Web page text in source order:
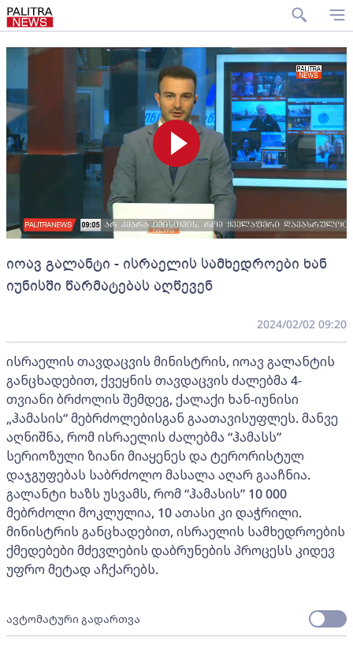
იოავ გალანტი - ისრაელის სამხედროები ხან
იუნისში წარმატებას აღწევენ
2024/02/02 09:20
ისრაელის თავდაცვის მინისტრის, იოავ გალანტის
განცხადებით, ქვეყნის თავდაცვის ძალებმა 4-
თვიანი ბრძოლის შემდეგ, ქალაქი ხან-იუნისი
„ჰამასის“ მებრძოლებისგან გაათავისუფლეს. მანვე
აღნიშნა, რომ ისრაელის ძალებმა “ჰამასს”
სერიოზული ზიანი მიაყენეს და ტერორისტულ
დაჯგუფებას საბრძოლო მასალა აღარ გააჩნია.
გალანტი ხაზს უსვამს, რომ “ჰამასის” 10 000
მებრძოლი მოკლულია, 10 ათასი კი დაჭრილი.
მინისტრის განცხადებით, ისრაელის სამხედროების
ქმედებები მძევლების დაბრუნების პროცესს კიდევ
უფრო მეტად აჩქარებს.
ავტომატური გადართვა